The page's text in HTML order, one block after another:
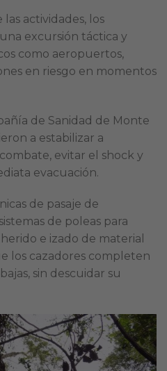
actividades, los
excursión táctica y
como aeropuertos,
en riesgo en momentos
de Sanidad de Monte
a estabilizar a
evitar el shock y
evacuación.
de pasaje de
de poleas para
e izado de material
los cazadores completen
sin descuidar su